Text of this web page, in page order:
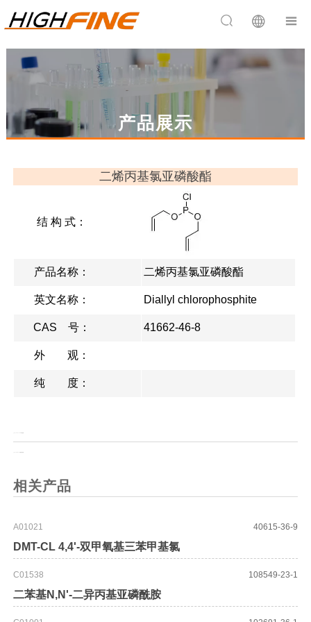
 
产品展示
二烯丙基氯亚磷酸酯
结 构 式：
产品名称： 二烯丙基氯亚磷酸酯
英文名称： Diallyl chlorophosphite
CAS 号： 41662-46-8
外 观：
纯 度：
相关产品
A01021
DMT-CL 4,4'-双甲氧基三苯甲基氯
40615-36-9
C01538
二苯基N,N'-二异丙基亚磷酰胺
108549-23-1